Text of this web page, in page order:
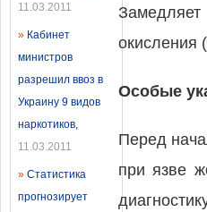
11.03.2011
» Кабинет
министров
разрешил ввоз в
Украину 9 видов
наркотиков,
11.03.2011
» Статистика
прогнозирует
окисления
Особые
Перед
при язве